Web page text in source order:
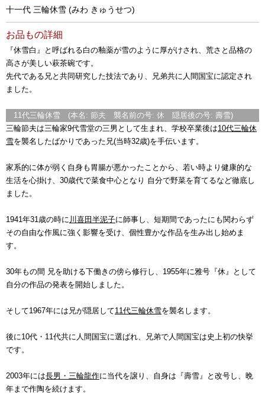
十一代 三輪休雪 (みわ きゅうせつ)
お品もの詳細
『休雪白』と呼ばれる白の釉薬が雪のように厚がけされ、荒さと品格の
高さが美しい萩茶碗です。
先代である兄と共同研究した技法であり、兄弟共に人間国宝に認定され
ました。
11代三輪休雪 (本名: 節夫 襲名前の号: 休 隠居後の号: 壽雪)
三輪節夫は三輪家9代雪堂の三男として生まれ、学校卒業後は10代三輪休
雪を襲名したばかりであった兄(当時32歳)を手伝います。
家系的に体が弱く自身も胃腸が悪かったことから、若い時より健康的な
生活を心掛け、30歳代で菜食中心となり 自分で野菜を育てるなど徹底し
ました。
1941年31歳の時に 川喜田半泥子に師事し、短期間であったにも関わらず
その自由な作風に強く影響を受け、個性豊かな作品を生み出し始めま
す。
30年もの間 兄を助ける下働きの傍ら修行し、1955年に雅号『休』として
自分の作品の発表を開始しました。
そして1967年には兄が隠居して11代三輪休雪を襲名します。
後に10代・11代共に人間国宝に選ばれ、兄弟で人間国宝は史上初の快挙
です。
2003年には長男・三輪龍作に当代を譲り、自身は『壽雪』と改号し、晩
年まで作陶を続けます。